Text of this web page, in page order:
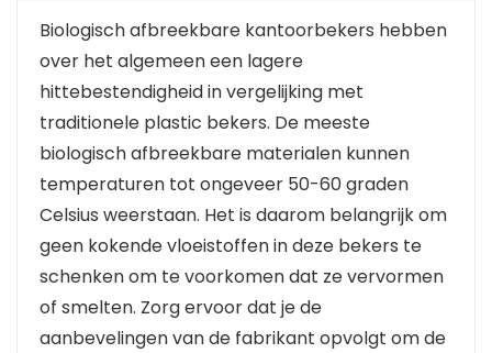
Biologisch afbreekbare kantoorbekers hebben
over het algemeen een lagere
hittebestendigheid in vergelijking met
traditionele plastic bekers. De meeste
biologisch afbreekbare materialen kunnen
temperaturen tot ongeveer 50-60 graden
Celsius weerstaan. Het is daarom belangrijk om
geen kokende vloeistoffen in deze bekers te
schenken om te voorkomen dat ze vervormen
of smelten. Zorg ervoor dat je de
aanbevelingen van de fabrikant opvolgt om de